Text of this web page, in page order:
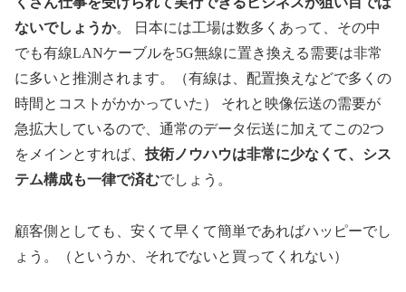
ないでしょうか。 日本には工場は数多くあって、その中
でも有線LANケーブルを5G無線に置き換える需要は非常
に多いと推測されます。（有線は、配置換えなどで多くの
時間とコストがかかっていた） それと映像伝送の需要が
急拡大しているので、通常のデータ伝送に加えてこの2つ
をメインとすれば、 技術ノウハウは非常に少なくて、シス
テム構成も一律で済むでしょう。
顧客側としても、安くて早くて簡単であればハッピーでし
ょう。（というか、それでないと買ってくれない）